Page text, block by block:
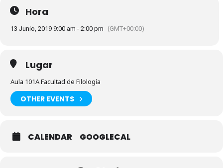
Hora
13 Junio, 2019 9:00 am - 2:00 pm (GMT+00:00)
Lugar
Aula 101A Facultad de Filología
OTHER EVENTS
CALENDAR GOOGLECAL